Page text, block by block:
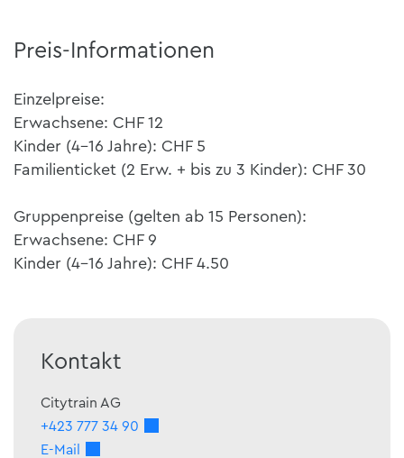
Preis-Informationen
Einzelpreise:
Erwachsene: CHF 12
Kinder (4-16 Jahre): CHF 5
Familienticket (2 Erw. + bis zu 3 Kinder): CHF 30
Gruppenpreise (gelten ab 15 Personen):
Erwachsene: CHF 9
Kinder (4-16 Jahre): CHF 4.50
Kontakt
Citytrain AG
+423 777 34 90
E-Mail